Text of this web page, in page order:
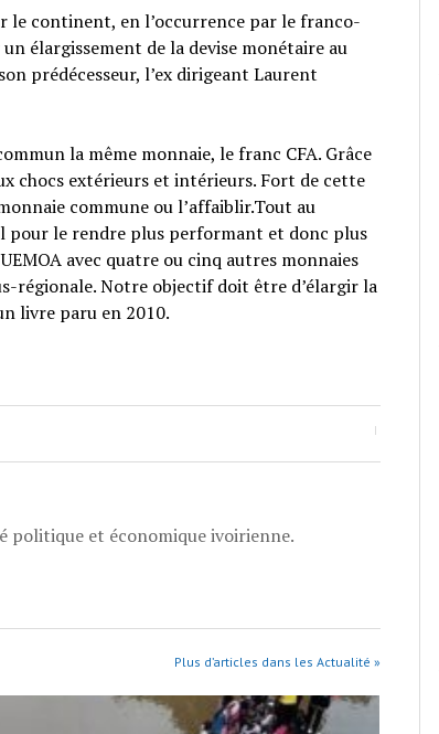
le continent, en l’occurrence par le franco-
élargissement de la devise monétaire au
prédécesseur, l’ex dirigeant Laurent
la même monnaie, le franc CFA. Grâce
chocs extérieurs et intérieurs. Fort de cette
commune ou l’affaiblir.Tout au
pour le rendre plus performant et donc plus
avec quatre ou cinq autres monnaies
régionale. Notre objectif doit être d’élargir la
livre paru en 2010.
politique et économique ivoirienne.
Plus d’articles dans les Actualité »